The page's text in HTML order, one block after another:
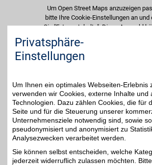
Um Open Street Maps anzuzeigen
bitte Ihre Cookie-Einstellungen an und
Sie "Externe Inhalte". Diese Auswahl
jederzeit über die Cookie-
unteren Seitenbereich ändern.
Adresse
Heilbronner Str. 10
71665 Vaihingen
Filialen in der Nähe
Telefon0 70 42 / 94 13 57
Privatsphäre-
Einstellungen
Um Ihnen ein optimales Webseiten-Erlebnis
verwenden wir Cookies, externe Inhalte und
Technologien. Dazu zählen Cookies, die für
Seite und für die Steuerung unserer
Unternehmensziele notwendig sind, sowie
pseudonymisiert und anonymisiert zu
Analysezwecken verarbeitet werden.
Sie können selbst entscheiden, welche
jederzeit widerruflich zulassen möchten.